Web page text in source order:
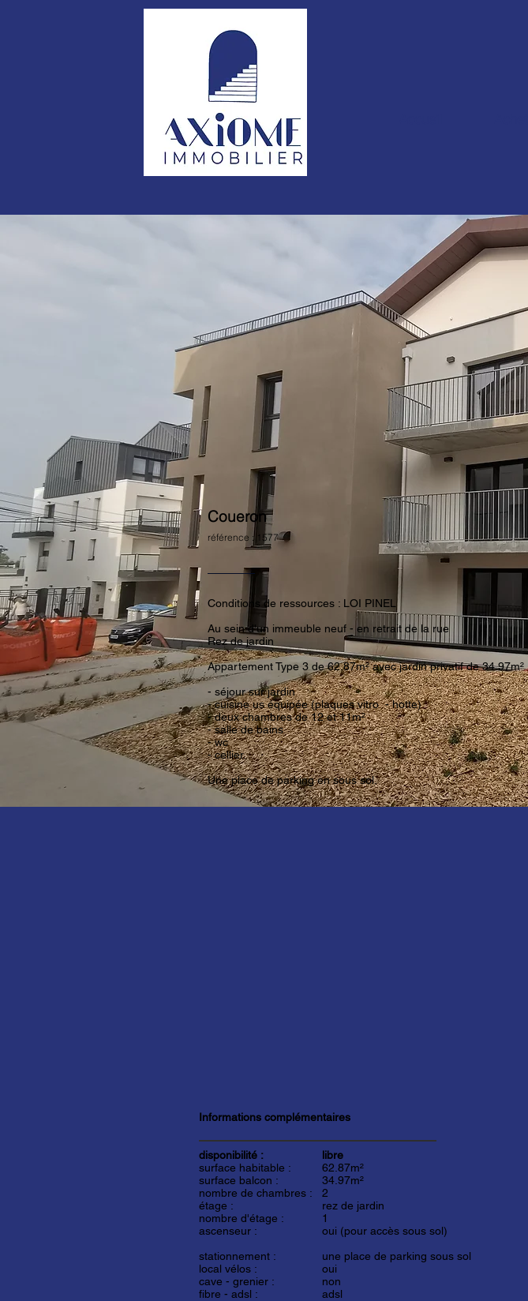
Coueron
référence : 1577
Conditions de ressources : LOI PINEL
Au sein d'un immeuble neuf - en retrait de la rue
Rez de jardin
Appartement Type 3 de 62.87m² avec jardin privatif de 34.97m²
- séjour sur jardin
- cuisine us équipée (plaques vitro - hotte)
- deux chambres de 12 et 11m²
- salle de bains
- wc
- cellier.
Une place de parking en sous sol.
Informations complémentaires
disponibilité :
surface habitable :
surface balcon :
nombre de chambres :
étage :
nombre d'étage :
ascenseur :
stationnement :
local vélos :
cave - grenier :
fibre - adsl :
libre
62.87m²
34.97m²
2
rez de jardin
1
oui (pour accès sous sol)
une place de parking sous sol
oui
non
adsl